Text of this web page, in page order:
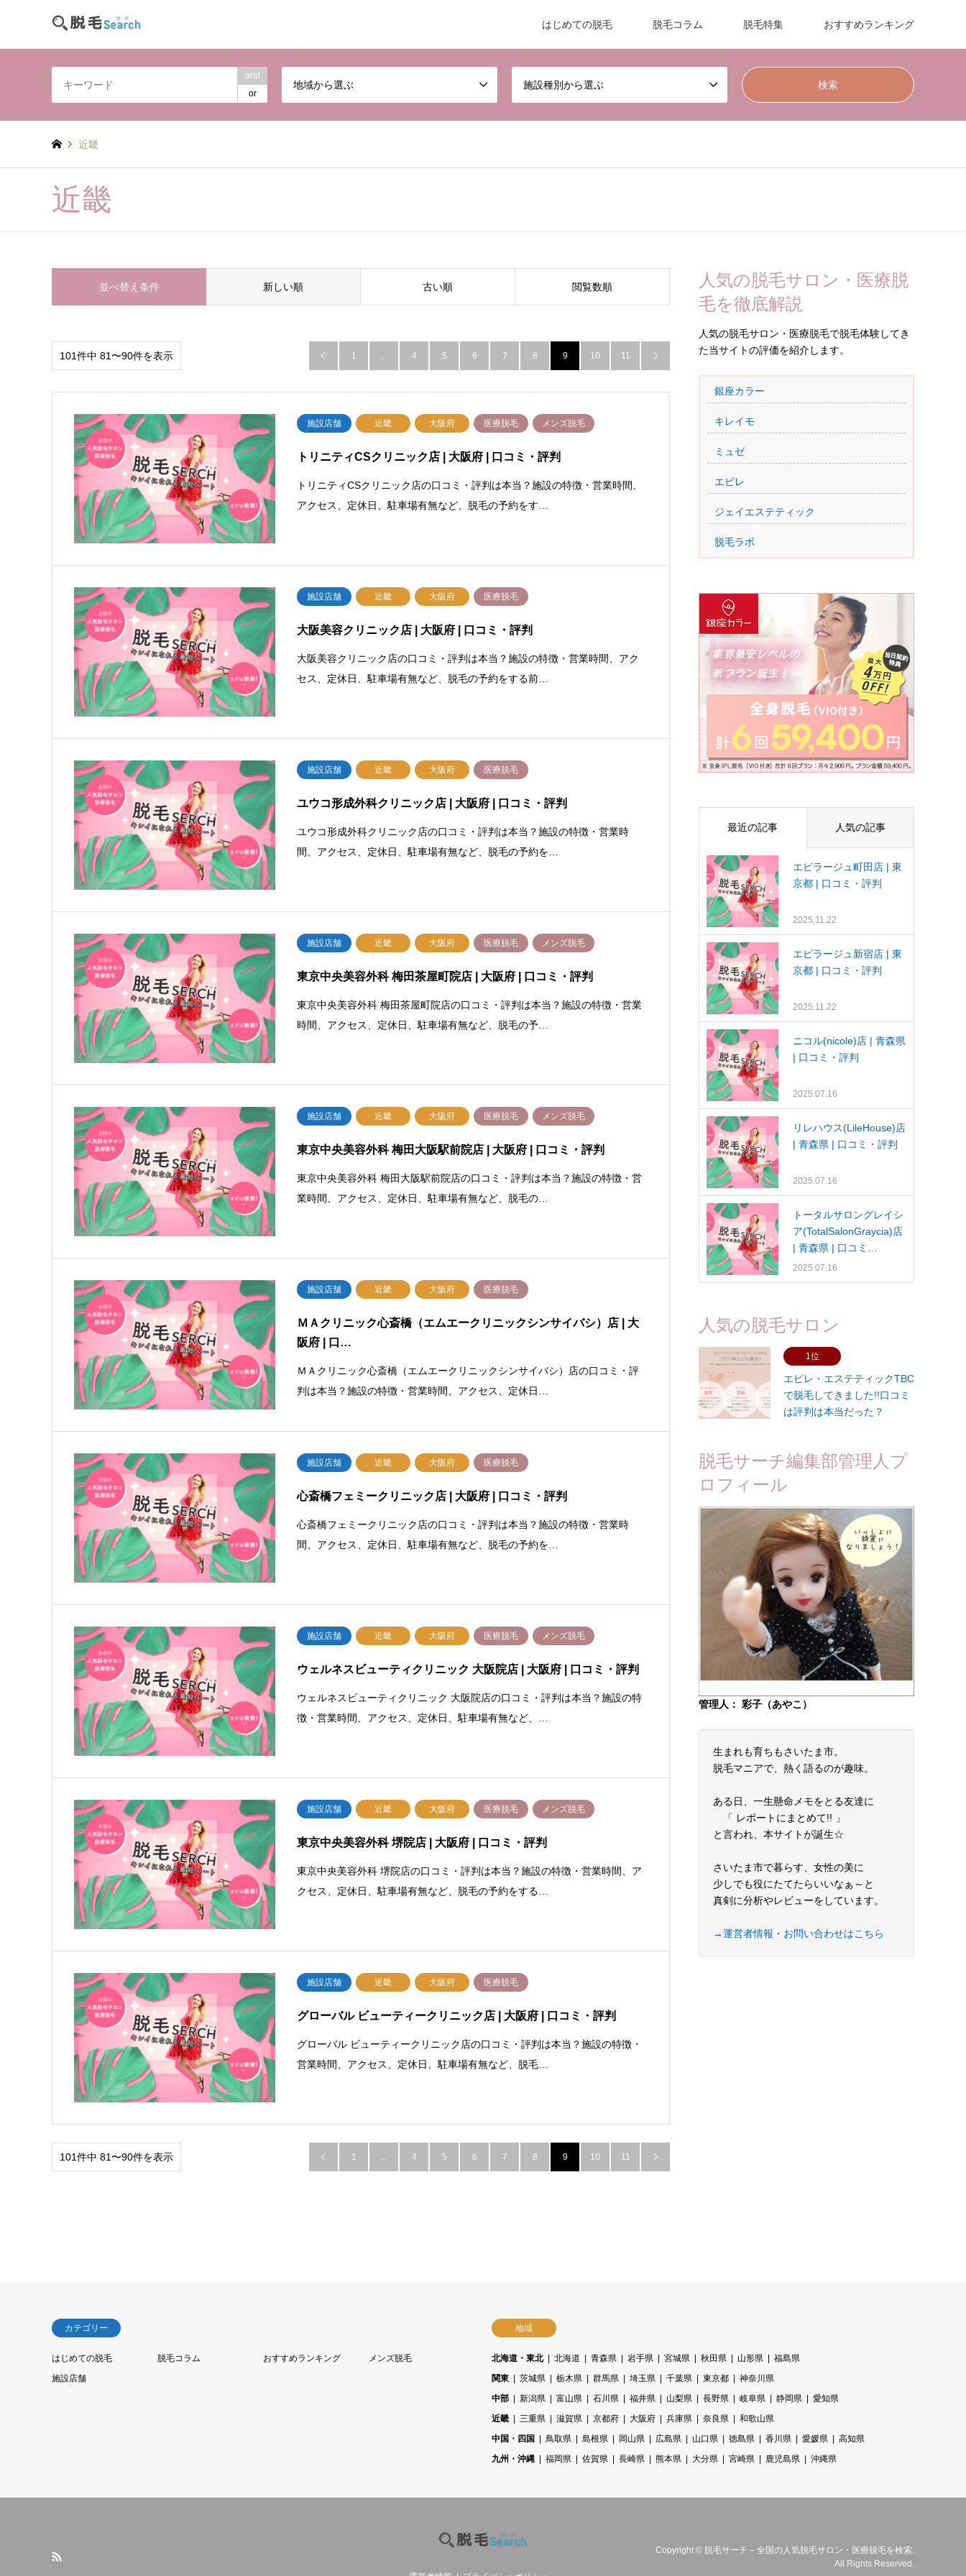
はじめての脱毛 脱毛コラム 脱毛特集 おすすめランキング
and
or
地域から選ぶ 施設種別から選ぶ
近畿
近畿
並べ替え条件 新しい順 古い順 閲覧数順
101件中 81〜90件を表示  1 … 4 5 6 7 8 9 10 11 
施設店舗 近畿 大阪府 医療脱毛 メンズ脱毛
トリニティCSクリニック店 | 大阪府 | 口コミ・評判
トリニティCSクリニック店の口コミ・評判は本当？施設の特徴・営業時間、
アクセス、定休日、駐車場有無など、脱毛の予約をす…
施設店舗 近畿 大阪府 医療脱毛
大阪美容クリニック店 | 大阪府 | 口コミ・評判
大阪美容クリニック店の口コミ・評判は本当？施設の特徴・営業時間、アク
セス、定休日、駐車場有無など、脱毛の予約をする前…
施設店舗 近畿 大阪府 医療脱毛
ユウコ形成外科クリニック店 | 大阪府 | 口コミ・評判
ユウコ形成外科クリニック店の口コミ・評判は本当？施設の特徴・営業時
間、アクセス、定休日、駐車場有無など、脱毛の予約を…
施設店舗 近畿 大阪府 医療脱毛 メンズ脱毛
東京中央美容外科 梅田茶屋町院店 | 大阪府 | 口コミ・評判
東京中央美容外科 梅田茶屋町院店の口コミ・評判は本当？施設の特徴・営業
時間、アクセス、定休日、駐車場有無など、脱毛の予…
施設店舗 近畿 大阪府 医療脱毛 メンズ脱毛
東京中央美容外科 梅田大阪駅前院店 | 大阪府 | 口コミ・評判
東京中央美容外科 梅田大阪駅前院店の口コミ・評判は本当？施設の特徴・営
業時間、アクセス、定休日、駐車場有無など、脱毛の…
施設店舗 近畿 大阪府 医療脱毛
ＭＡクリニック心斎橋（エムエークリニックシンサイバシ）店 | 大
阪府 | 口…
ＭＡクリニック心斎橋（エムエークリニックシンサイバシ）店の口コミ・評
判は本当？施設の特徴・営業時間、アクセス、定休日…
施設店舗 近畿 大阪府 医療脱毛
心斎橋フェミークリニック店 | 大阪府 | 口コミ・評判
心斎橋フェミークリニック店の口コミ・評判は本当？施設の特徴・営業時
間、アクセス、定休日、駐車場有無など、脱毛の予約を…
施設店舗 近畿 大阪府 医療脱毛 メンズ脱毛
ウェルネスビューティクリニック 大阪院店 | 大阪府 | 口コミ・評判
ウェルネスビューティクリニック 大阪院店の口コミ・評判は本当？施設の特
徴・営業時間、アクセス、定休日、駐車場有無など、…
施設店舗 近畿 大阪府 医療脱毛 メンズ脱毛
東京中央美容外科 堺院店 | 大阪府 | 口コミ・評判
東京中央美容外科 堺院店の口コミ・評判は本当？施設の特徴・営業時間、ア
クセス、定休日、駐車場有無など、脱毛の予約をする…
施設店舗 近畿 大阪府 医療脱毛
グローバル ビューティークリニック店 | 大阪府 | 口コミ・評判
グローバル ビューティークリニック店の口コミ・評判は本当？施設の特徴・
営業時間、アクセス、定休日、駐車場有無など、脱毛…
101件中 81〜90件を表示  1 … 4 5 6 7 8 9 10 11 
人気の脱毛サロン・医療脱
毛を徹底解説
人気の脱毛サロン・医療脱毛で脱毛体験してき
た当サイトの評価を紹介します。
銀座カラー
キレイモ
ミュゼ
エピレ
ジェイエステティック
脱毛ラボ
最近の記事 人気の記事
エピラージュ町田店 | 東
京都 | 口コミ・評判
2025.11.22
エピラージュ新宿店 | 東
京都 | 口コミ・評判
2025.11.22
ニコル(nicole)店 | 青森県
| 口コミ・評判
2025.07.16
リレハウス(LileHouse)店
| 青森県 | 口コミ・評判
2025.07.16
トータルサロングレイシ
ア(TotalSalonGraycia)店
| 青森県 | 口コミ…
2025.07.16
人気の脱毛サロン
1位
エピレ・エステティックTBC
で脱毛してきました!!口コミ
は評判は本当だった？
脱毛サーチ編集部管理人プ
ロフィール
管理人： 彩子（あやこ）
生まれも育ちもさいたま市。
脱毛マニアで、熱く語るのが趣味。
ある日、一生懸命メモをとる友達に
「 レポートにまとめて!! 」
と言われ、本サイトが誕生☆
さいたま市で暮らす、女性の美に
少しでも役にたてたらいいなぁ～と
真剣に分析やレビューをしています。
→運営者情報・お問い合わせはこちら
カテゴリー
はじめての脱毛 脱毛コラム おすすめランキング
メンズ脱毛
施設店舗
地域
北海道・東北 北海道 青森県 岩手県 宮城県 秋田県 山形県
福島県
関東
茨城県 栃木県 群馬県 埼玉県 千葉県 東京都
神奈川県
中部
新潟県 富山県 石川県 福井県 山梨県 長野県 岐阜県 静岡県
愛知県
近畿
三重県 滋賀県 京都府 大阪府 兵庫県 奈良県
和歌山県
中国・四国
鳥取県 島根県 岡山県 広島県 山口県 徳島県 香川県 愛媛県
高知県
九州・沖縄
福岡県 佐賀県 長崎県 熊本県 大分県 宮崎県 鹿児島県 沖縄県
Copyright © 脱毛サーチ – 全国の人気脱毛サロン・医療脱毛を検索.
All Rights Reserved.